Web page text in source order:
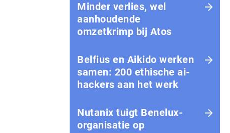
Minder verlies, wel
aanhoudende
omzetkrimp bij Atos
Belfius en Aikido werken
samen: 200 ethische ai-
hackers aan het werk
Nutanix tuigt Benelux-
organisatie op